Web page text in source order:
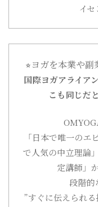
イセ
⭐︎ヨガを本業や
国際ヨガアライア
こも同じだ
「日本で唯一のエ
で人気の中立理論
定講師」
段階的
”すぐに伝えられ